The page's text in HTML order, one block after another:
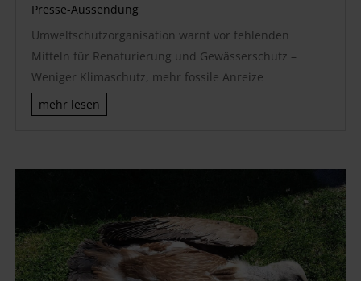
Presse-Aussendung
Umweltschutzorganisation warnt vor fehlenden
Mitteln für Renaturierung und Gewässerschutz –
Weniger Klimaschutz, mehr fossile Anreize
mehr lesen